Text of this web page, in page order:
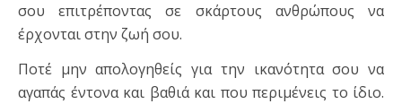
σου επιτρέποντας σε σκάρτους ανθρώπους να
έρχονται στην ζωή σου.
Ποτέ μην απολογηθείς για την ικανότητα σου να
αγαπάς έντονα και βαθιά και που περιμένεις το ίδιο.